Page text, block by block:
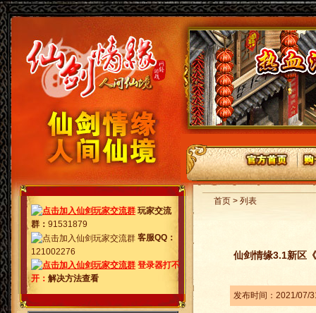
玩家交流
群 ： 91531879
客服QQ：
121002276
登录器打不
开： 解决方法查看
首页 > 列表
仙剑情缘3.1新区
发布时间：2021/07/